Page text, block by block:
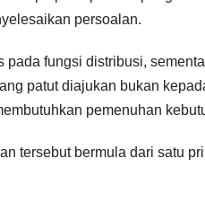
persoalan.
pada fungsi distribusi,
patut diajukan bukan
pemenuhan
tersebut bermula dari satu